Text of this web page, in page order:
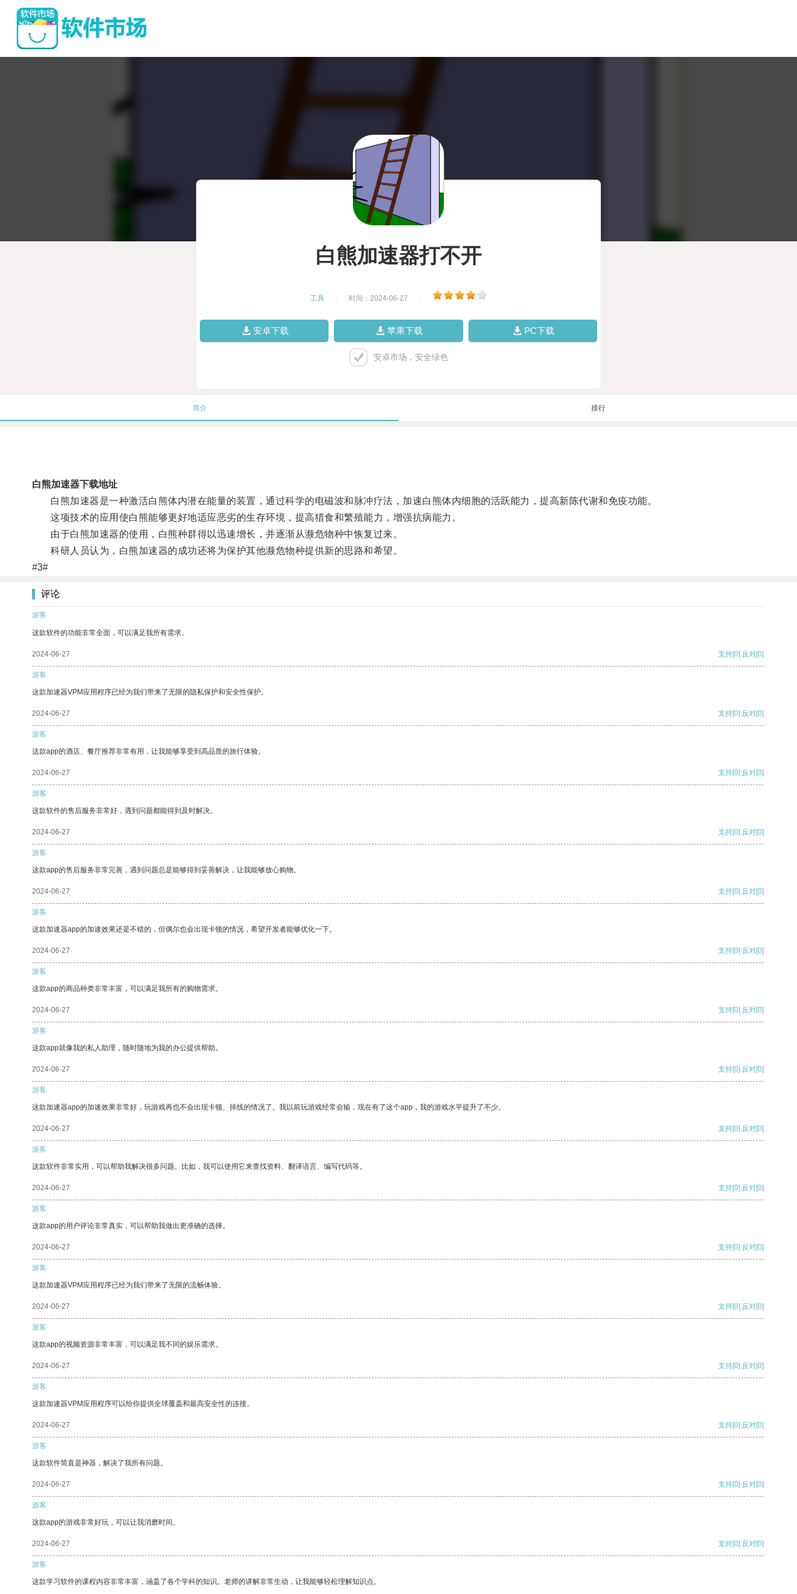
白熊加速器打不开
工具 时间：2024-06-27
安卓下载 苹果下载 PC下载
安卓市场，安全绿色
简介 排行
白熊加速器下载地址
白熊加速器是一种激活白熊体内潜在能量的装置，通过科学的电磁波和脉冲疗法，加速白熊体内细胞的活跃能力，提高新陈代谢和免疫功能。
这项技术的应用使白熊能够更好地适应恶劣的生存环境，提高猎食和繁殖能力，增强抗病能力。
由于白熊加速器的使用，白熊种群得以迅速增长，并逐渐从濒危物种中恢复过来。
科研人员认为，白熊加速器的成功还将为保护其他濒危物种提供新的思路和希望。
#3#
评论
游客
这款软件的功能非常全面，可以满足我所有需求。
2024-06-27 支持[0] 反对[0]
游客
这款加速器VPM应用程序已经为我们带来了无限的隐私保护和安全性保护。
2024-06-27 支持[0] 反对[0]
游客
这款app的酒店、餐厅推荐非常有用，让我能够享受到高品质的旅行体验。
2024-06-27 支持[0] 反对[0]
游客
这款软件的售后服务非常好，遇到问题都能得到及时解决。
2024-06-27 支持[0] 反对[0]
游客
这款app的售后服务非常完善，遇到问题总是能够得到妥善解决，让我能够放心购物。
2024-06-27 支持[0] 反对[0]
游客
这款加速器app的加速效果还是不错的，但偶尔也会出现卡顿的情况，希望开发者能够优化一下。
2024-06-27 支持[0] 反对[0]
游客
这款app的商品种类非常丰富，可以满足我所有的购物需求。
2024-06-27 支持[0] 反对[0]
游客
这款app就像我的私人助理，随时随地为我的办公提供帮助。
2024-06-27 支持[0] 反对[0]
游客
这款加速器app的加速效果非常好，玩游戏再也不会出现卡顿、掉线的情况了。我以前玩游戏经常会输，现在有了这个app，我的游戏水平提升了不少。
2024-06-27 支持[0] 反对[0]
游客
这款软件非常实用，可以帮助我解决很多问题。比如，我可以使用它来查找资料、翻译语言、编写代码等。
2024-06-27 支持[0] 反对[0]
游客
这款app的用户评论非常真实，可以帮助我做出更准确的选择。
2024-06-27 支持[0] 反对[0]
游客
这款加速器VPM应用程序已经为我们带来了无限的流畅体验。
2024-06-27 支持[0] 反对[0]
游客
这款app的视频资源非常丰富，可以满足我不同的娱乐需求。
2024-06-27 支持[0] 反对[0]
游客
这款加速器VPM应用程序可以给你提供全球覆盖和最高安全性的连接。
2024-06-27 支持[0] 反对[0]
游客
这款软件简直是神器，解决了我所有问题。
2024-06-27 支持[0] 反对[0]
游客
这款app的游戏非常好玩，可以让我消磨时间。
2024-06-27 支持[0] 反对[0]
游客
这款学习软件的课程内容非常丰富，涵盖了各个学科的知识。老师的讲解非常生动，让我能够轻松理解知识点。